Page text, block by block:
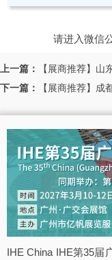
请进入微信
上一篇：
【展商推荐】
下一篇：
【展商推荐】
IHE China IHE第35届